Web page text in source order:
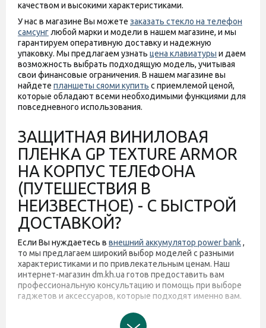
качеством и высокими характеристиками.
У нас в магазине Вы можете заказать стекло на телефон
самсунг любой марки и модели в нашем магазине, и мы
гарантируем оперативную доставку и надежную
упаковку. Мы предлагаем узнать цена клавиатуры и даем
возможность выбрать подходящую модель, учитывая
свои финансовые ограничения. В нашем магазине вы
найдете планшеты сяоми купить с приемлемой ценой,
которые обладают всеми необходимыми функциями для
повседневного использования.
ЗАЩИТНАЯ ВИНИЛОВАЯ
ПЛЕНКА GP TEXTURE ARMOR
НА КОРПУС ТЕЛЕФОНА
(ПУТЕШЕСТВИЯ В
НЕИЗВЕСТНОЕ) - С БЫСТРОЙ
ДОСТАВКОЙ?
Если Вы нуждаетесь в внешний аккумулятор power bank,
то мы предлагаем широкий выбор моделей с разными
характеристиками и по привлекательным ценам. Наш
интернет-магазин dm.kh.ua готов предоставить вам
профессиональную консультацию и помощь при выборе
гаджетов и аксессуаров, которые подходят именно вам.